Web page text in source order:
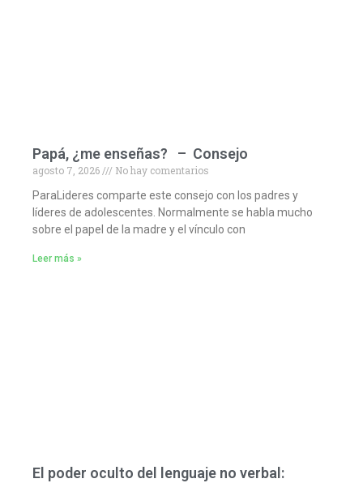
Papá, ¿me enseñas? – Consejo
agosto 7, 2026
No hay comentarios
ParaLideres comparte este consejo con los padres y
líderes de adolescentes. Normalmente se habla mucho
sobre el papel de la madre y el vínculo con
Leer más »
El poder oculto del lenguaje no verbal: